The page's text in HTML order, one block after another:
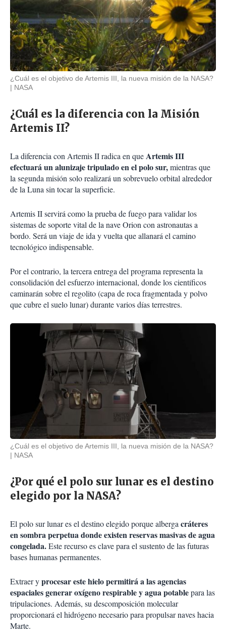
¿Cuál es el objetivo de Artemis III, la nueva misión de la NASA?
NASA
¿Cuál es la diferencia con la Misión
Artemis II?
La diferencia con Artemis II radica en queArtemis III
efectuará un alunizaje tripulado en el polo sur,mientras que
la segunda misión solo realizará un sobrevuelo orbital alrededor
de la Luna sin tocar la superficie.
Artemis II servirá como la prueba de fuego para validar los
sistemas de soporte vital de la nave Orion con astronautas a
bordo. Será un viaje de ida y vuelta que allanará el camino
tecnológico indispensable.
Por el contrario, la tercera entrega del programa representa la
consolidación del esfuerzo internacional, donde los científicos
caminarán sobre el regolito (capa de roca fragmentada y polvo
que cubre el suelo lunar) durante varios días terrestres.
¿Cuál es el objetivo de Artemis III, la nueva misión de la NASA?
NASA
¿Por qué el polo sur lunar es el destino
elegido por la NASA?
El polo sur lunar es el destino elegido porque albergacráteres
en sombra perpetua donde existen reservas masivas de agua
congelada.Este recurso es clave para el sustento de las futuras
bases humanas permanentes.
Extraer yprocesar este hielo permitirá a las agencias
espaciales generar oxígeno respirable y agua potablepara las
tripulaciones. Además, su descomposición molecular
proporcionará el hidrógeno necesario para propulsar naves hacia
Marte.